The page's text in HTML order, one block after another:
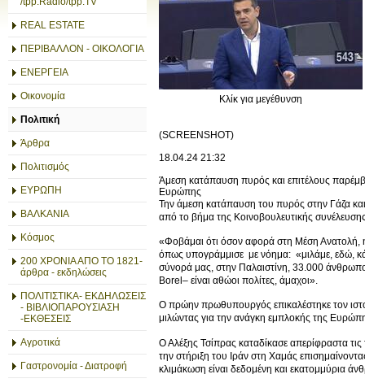
REAL ESTATE
ΠΕΡΙΒΑΛΛΟΝ - ΟΙΚΟΛΟΓΙΑ
ΕΝΕΡΓΕΙΑ
Οικονομία
Πολιτική
Άρθρα
Πολιτισμός
ΕΥΡΩΠΗ
ΒΑΛΚΑΝΙΑ
Κόσμος
200 ΧΡΟΝΙΑ ΑΠΟ ΤΟ 1821-
άρθρα - εκδηλώσεις
ΠΟΛΙΤΙΣΤΙΚΑ- ΕΚΔΗΛΩΣΕΙΣ
- ΒΙΒΛΙΟΠΑΡΟΥΣΙΑΣΗ
-ΕΚΘΕΣΕΙΣ
Αγροτικά
Γαστρονομία - Διατροφή
Κλίκ για μεγέθυνση
(SCREENSHOT)
18.04.24 21:32
Άμεση κατάπαυση πυρός και επιτέλους
Ευρώπης
Την άμεση κατάπαυση του πυρός στην Γάζα
από το βήμα της Κοινοβουλευτικής
«Φοβάμαι ότι όσον αφορά στη Μέση Ανατολή,
όπως υπογράμμισε με νόημα: «μιλάμε, εδώ,
σύνορά μας, στην Παλαιστίνη, 33.000 άνθρωποι
Borel– είναι αθώοι πολίτες, άμαχοι».
Ο πρώην πρωθυπουργός επικαλέστηκε τον
μιλώντας για την ανάγκη εμπλοκής της
Ο Αλέξης Τσίπρας καταδίκασε απερίφραστα
την στήριξη του Ιράν στη Χαμάς
κλιμάκωση είναι δεδομένη και εκατομμύρια